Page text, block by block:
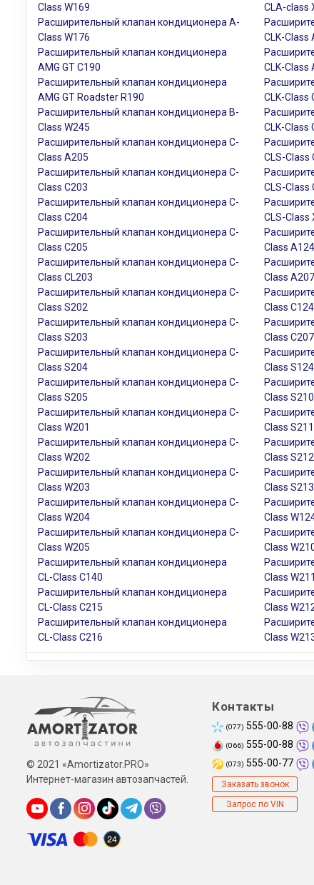
Class W169
Расширительный клапан кондиционера A-
Class W176
Расширительный клапан кондиционера
AMG GT C190
Расширительный клапан кондиционера
AMG GT Roadster R190
Расширительный клапан кондиционера B-
Class W245
Расширительный клапан кондиционера C-
Class A205
Расширительный клапан кондиционера C-
Class C203
Расширительный клапан кондиционера C-
Class C204
Расширительный клапан кондиционера C-
Class C205
Расширительный клапан кондиционера C-
Class CL203
Расширительный клапан кондиционера C-
Class S202
Расширительный клапан кондиционера C-
Class S203
Расширительный клапан кондиционера C-
Class S204
Расширительный клапан кондиционера C-
Class S205
Расширительный клапан кондиционера C-
Class W201
Расширительный клапан кондиционера C-
Class W202
Расширительный клапан кондиционера C-
Class W203
Расширительный клапан кондиционера C-
Class W204
Расширительный клапан кондиционера C-
Class W205
Расширительный клапан кондиционера
CL-Class C140
Расширительный клапан кондиционера
CL-Class C215
Расширительный клапан кондиционера
CL-Class C216
CLA-class
CLK-Class
CLK-Class
CLK-Class
CLK-Class
CLS-Class
CLS-Class
CLS-Class
Class
Class
Class
Class
Class S124
Class S210
Class S211
Class S212
Class S213
Class
Class
Class W211
Class
Class
© 2021 «Amortizator.PRO»
Интернет-магазин автозапчастей.
Контакты
(077) 555-00-88
(066) 555-00-88
(073) 555-00-77
Заказать звонок
Запрос по VIN